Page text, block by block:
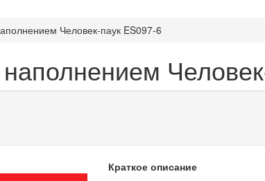
Человек-паук ES097-6
Краткое описание